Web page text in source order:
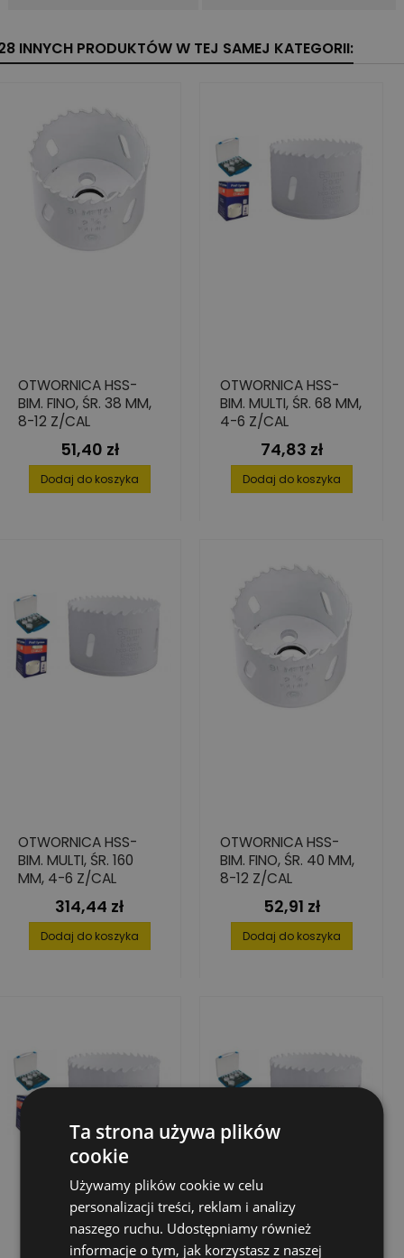
INNYCH PRODUKTÓW W TEJ SAMEJ KATEGORII:
OTWORNICA HSS-
BIM. FINO, ŚR. 38 MM,
8-12 Z/CAL
Cena
51,40 zł
Dodaj do koszyka
OTWORNICA HSS-
BIM. MULTI, ŚR. 68 MM,
4-6 Z/CAL
Cena
74,83 zł
Dodaj do koszyka
OTWORNICA HSS-
BIM. MULTI, ŚR. 160
MM, 4-6 Z/CAL
Cena
314,44 zł
Dodaj do koszyka
OTWORNICA HSS-
BIM. FINO, ŚR. 40 MM,
8-12 Z/CAL
Cena
52,91 zł
Dodaj do koszyka
Ta strona używa plików
cookie
Używamy plików cookie w celu
personalizacji treści, reklam i analizy
naszego ruchu. Udostępniamy również
informacje o tym, jak korzystasz z naszej